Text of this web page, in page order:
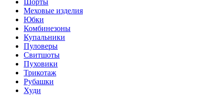
Шорты
Меховые изделия
Юбки
Комбинезоны
Купальники
Пуловеры
Свитшоты
Пуховики
Трикотаж
Рубашки
Худи